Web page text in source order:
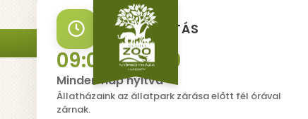
NYITVATARTÁS
09:00 - 18:00
Minden nap nyitva
Állatházaink az állatpark zárása előtt fél órával
zárnak.